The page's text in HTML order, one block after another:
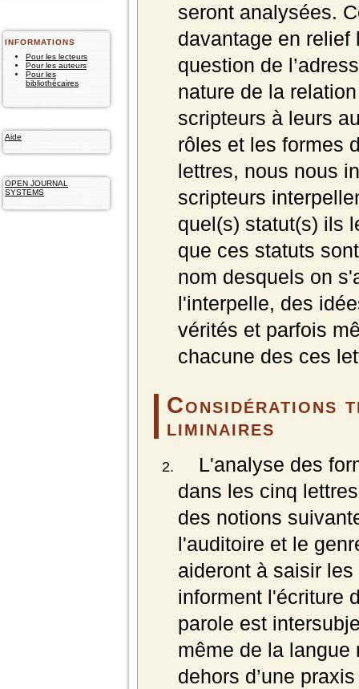
INFORMATIONS
Pour les lecteurs
Pour les auteurs
Pour les
bibliothécaires
Aide
OPEN JOURNAL
SYSTEMS
seront analysées.
davantage en
question de
nature de la
scripteurs à leurs
rôles et les formes
lettres, nous nous
scripteurs
quel(s) statut(s) ils
que ces statuts
nom desquels on
l'interpelle, des
vérités et parfois
chacune des ces
Considérations
liminaires
L'analyse des
dans les cinq
des notions
l'auditoire et le
aideront à saisir
informent l'écriture
parole est
même de la langue
dehors d’une